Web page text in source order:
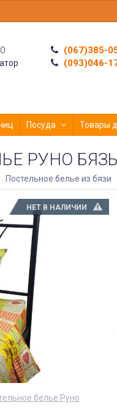
(067)385-
(093)046-
Посуда Товары
РУНО
Постельное белье из бязи
НЕТ В НАЛИЧИИ
белье Руно